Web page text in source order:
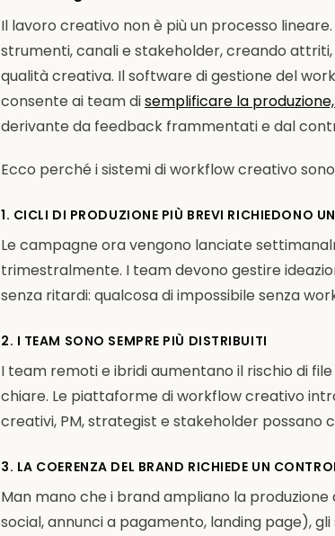
Il lavoro creativo non è più un processo
strumenti, canali e stakeholder, creando
qualità creativa. Il software di gestione del
consente ai team disemplificare la
derivante da feedback frammentati e dal
Ecco perché i sistemi di workflow creativo
1. CICLI DI PRODUZIONE PIÙ BREVI RICHIEDONO
Le campagne ora vengono lanciate
trimestralmente. I team devono gestire
senza ritardi: qualcosa di impossibile senza
2. I TEAM SONO SEMPRE PIÙ DISTRIBUITI
I team remoti e ibridi aumentano il rischio di
chiare. Le piattaforme di workflow creativo
creativi, PM, strategist e stakeholder possano
3. LA COERENZA DEL BRAND RICHIEDE UN
Man mano che i brand ampliano la
social, annunci a pagamento, landing page),